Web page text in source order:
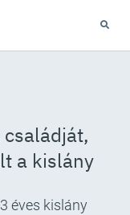
a kislány
éves kislány